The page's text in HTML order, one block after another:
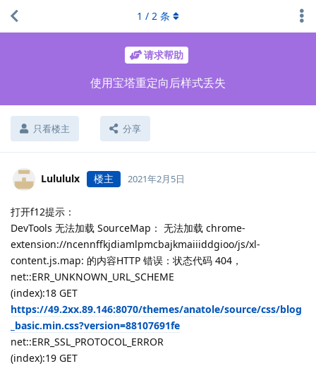
请求帮助
使用宝塔重定向后样式丢失
只看楼主 分享
1 / 2 条
Lulululx 楼主 2021年2月5日
打开f12提示：
DevTools 无法加载 SourceMap： 无法加载 chrome-
extension://ncennffkjdiamlpmcbajkmaiiiddgioo/js/xl-
content.js.map: 的内容HTTP 错误：状态代码 404，
net::ERR_UNKNOWN_URL_SCHEME
(index):18 GET
https://49.2xx.89.146:8070/themes/anatole/source/css/blog
_basic.min.css?version=88107691fe
net::ERR_SSL_PROTOCOL_ERROR
(index):19 GET